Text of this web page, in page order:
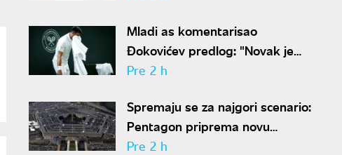
Mladi as komentarisao
Đokovićev predlog: "Novak je
sve stariji, zato nam predlaže
Pre 2 h
Spremaju se za najgori scenario:
Pentagon priprema novu
nuklearnu strategiju za
Pre 2 h